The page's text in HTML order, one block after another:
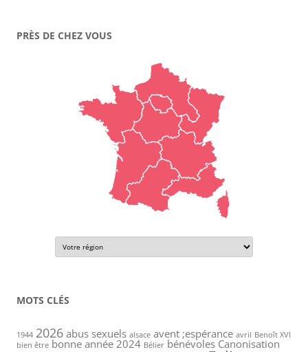
PRÈS DE CHEZ VOUS
MOTS CLÉS
1944 2026 abus sexuels alsace avent ;espérance avril Benoît XVI
bien être bonne année 2024 Bélier bénévoles Canonisation